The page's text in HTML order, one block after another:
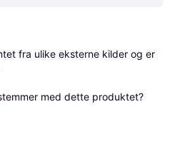
fra ulike eksterne kilder og er
med dette produktet?